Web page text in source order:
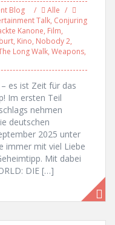
Blog
Alle
Talk, Conjuring
Kanone, Film,
, Kino, Nobody 2,
Long Walk, Weapons,
es ist Zeit für das
Im ersten Teil
nehmen
deutschen
2025 unter
immer mit viel Liebe
Mit dabei
DIE […]